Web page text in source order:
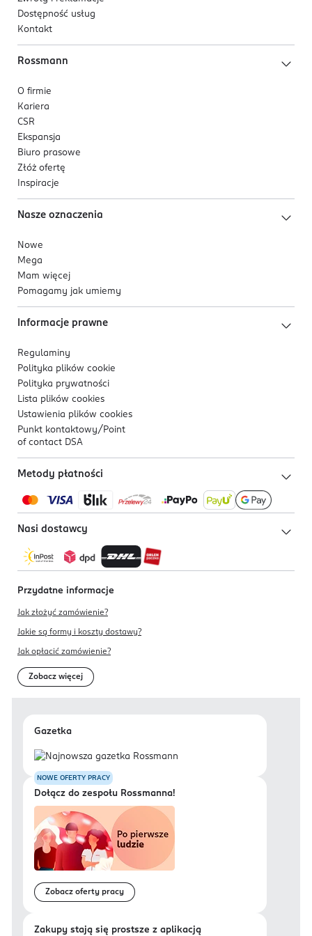
Dostępność usług
Kontakt
Rossmann
O firmie
Kariera
CSR
Ekspansja
Biuro prasowe
Złóż ofertę
Inspiracje
Nasze oznaczenia
Nowe
Mega
Mam więcej
Pomagamy jak umiemy
Informacje prawne
Regulaminy
Polityka plików cookie
Polityka prywatności
Lista plików cookies
Ustawienia plików cookies
Punkt kontaktowy/ Point
of contact DSA
Metody płatności
Nasi dostawcy
Przydatne informacje
Jak złożyć zamówienie?
Jakie są formy i koszty dostawy?
Jak opłacić zamówienie?
Zobacz więcej
Gazetka
NOWE OFERTY PRACY
Dołącz do zespołu Rossmanna!
Zobacz oferty pracy
Zakupy stają się prostsze z aplikacją